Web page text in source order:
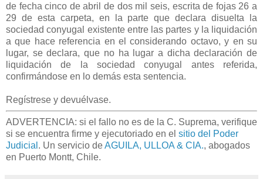
de fecha cinco de abril de dos mil seis, escrita de fojas 26 a
29 de esta carpeta, en la parte que declara disuelta la
sociedad conyugal existente entre las partes y la liquidación
a que hace referencia en el considerando octavo, y en su
lugar, se declara, que no ha lugar a dicha declaración de
liquidación de la sociedad conyugal antes referida,
confirmándose en lo demás esta sentencia.
Regístrese y devuélvase.
ADVERTENCIA: si el fallo no es de la C. Suprema, verifique
si se encuentra firme y ejecutoriado en el sitio del Poder
Judicial . Un servicio deAGUILA, ULLOA & CIA., abogados
en Puerto Montt, Chile.